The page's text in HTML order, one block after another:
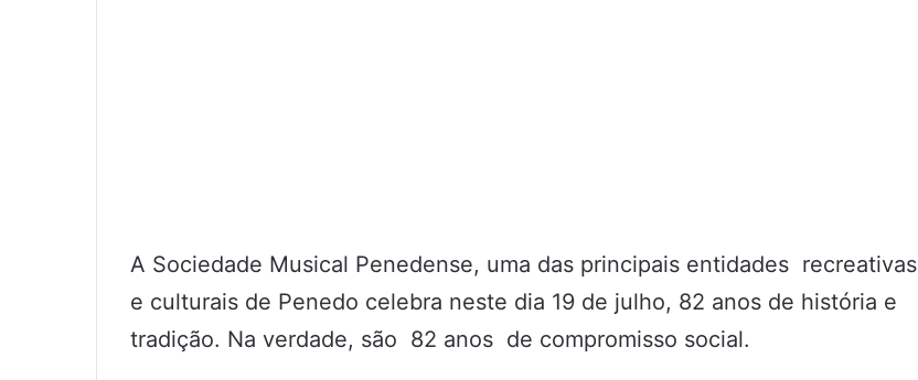
A Sociedade Musical Penedense, uma das principais entidades recreativas
e culturais de Penedo celebra neste dia 19 de julho, 82 anos de história e
tradição. Na verdade, são 82 anos de compromisso social.